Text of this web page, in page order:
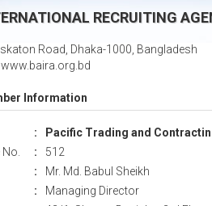
RECRUITING
Road, Dhaka-1000, Bangladesh
www.baira.org.bd
Information
:
Pacific Trading and
:
512
:
Mr. Md. Babul Sheikh
:
Managing Director